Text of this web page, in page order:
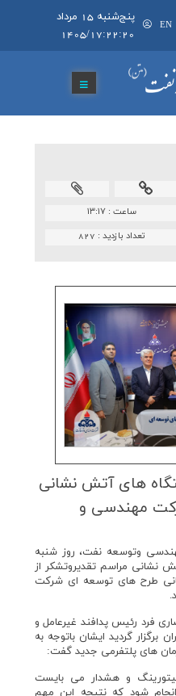
EN
پنج‌شنبه 15 مرداد
1405/17:22:20
ساعت :۱۳:۱۷
تعداد بازدید : 827
های آتش نشانی
مهندسی و
وتوسعه نفت، روز شنبه
نشانی مراسم تقدیروتشکر از
طرح های توسعه ای شرکت
فرد رئیس پدافند غیرعامل و
گردید ایشان باتوجه به
های پلتفرمی جدید گفت:
و هشدار می بایست
انجام شود که نتیجه این مهم